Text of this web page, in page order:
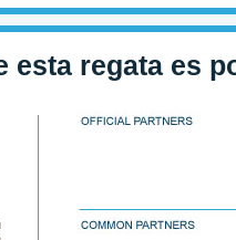
esta regata es